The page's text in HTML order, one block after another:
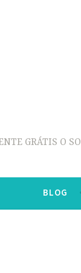
GRÁTIS O
BLOG